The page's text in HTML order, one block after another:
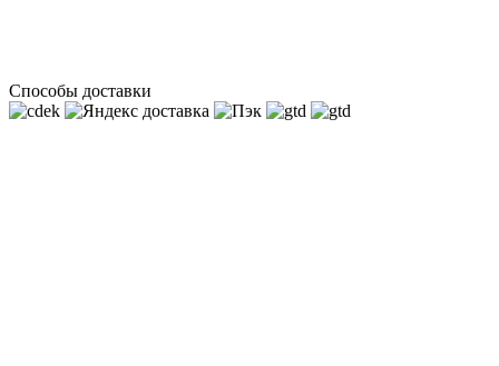
Способы доставки